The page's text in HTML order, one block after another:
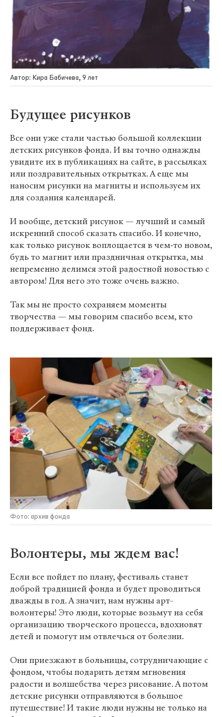
Автор: Кира Бабичева, 9 лет
Будущее рисунков
Все они уже стали частью большой коллекции
детских рисунков фонда. И вы точно однажды
увидите их в публикациях на сайте, в рассылках
или поздравительных открытках. А еще мы
наносим рисунки на магниты и используем их
для создания календарей.
И вообще, детский рисунок — лучший и самый
искренний способ сказать спасибо. И конечно,
как только рисунок воплощается в чем‑то новом,
будь то магнит или праздничная открытка, мы
непременно делимся этой радостной новостью с
автором! Для него это тоже очень важно.
Так мы не просто сохраняем моменты
творчества — мы говорим спасибо всем, кто
поддерживает фонд.
Фото: архив фонда
Волонтеры, мы ждем вас!
Если все пойдет по плану, фестиваль станет
доброй традицией фонда и будет проводиться
дважды в год. А значит, нам нужны арт-
волонтеры! Это люди, которые возьмут на себя
организацию творческого процесса, вдохновят
детей и помогут им отвлечься от болезни.
Они приезжают в больницы, сотрудничающие с
фондом, чтобы подарить детям мгновения
радости и волшебства через рисование. А потом
детские рисунки отправляются в большое
путешествие! И такие люди нужны не только на